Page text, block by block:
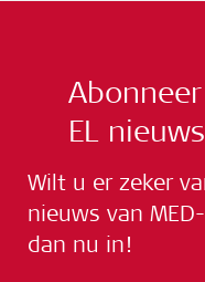
EL
Wilt u er zeker
nieuws van
dan nu in!